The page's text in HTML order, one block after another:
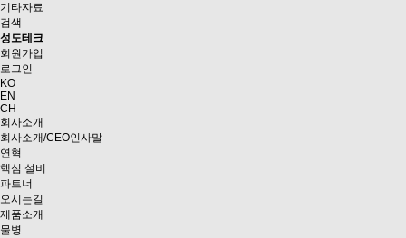
기타자료
검색
성도테크
회원가입
로그인
KO
EN
CH
회사소개
회사소개/CEO인사말
연혁
핵심 설비
파트너
오시는길
제품소개
물병